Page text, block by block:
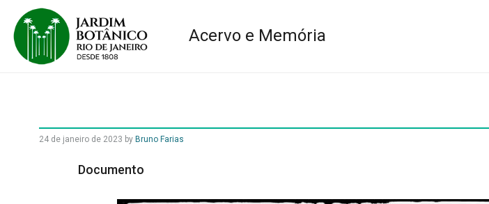
Acervo e Memória
24 de janeiro de 2023 by Bruno Farias
Documento